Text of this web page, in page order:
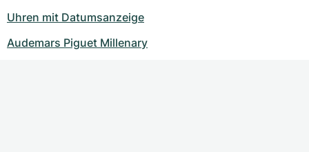
Uhren mit Datumsanzeige
Audemars Piguet Millenary